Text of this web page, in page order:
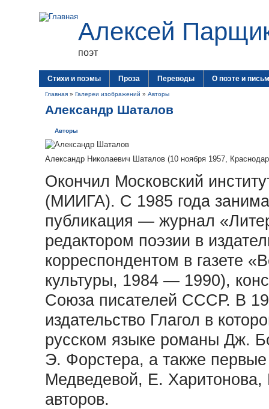
Алексей
поэт
Стихи и поэмы Проза Переводы О поэте и
Главная » Галереи изображений » Авторы
Александр Шаталов
Авторы
Александр Николаевич Шаталов (10 ноября 1957,
Окончил Московский
(МИИГА). С 1985 года
публикация — журнал
редактором поэзии в
корреспондентом в газете
культуры, 1984 — 1990),
Союза писателей СССР. В
издательство Глагол в
русском языке романы Дж.
Э. Форстера, а также
Медведевой, Е.
авторов.